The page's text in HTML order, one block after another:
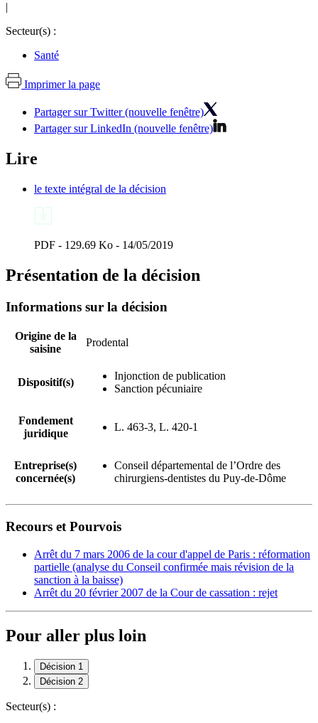
|
Secteur(s) :
Santé
Imprimer la page
Partager sur Twitter (nouvelle fenêtre)
Partager sur LinkedIn (nouvelle fenêtre)
Lire
le texte intégral de la décision
PDF - 129.69 Ko - 14/05/2019
Présentation de la décision
Informations sur la décision
Origine de la
saisine
Prodental
Dispositif(s)
Injonction de publication
Sanction pécuniaire
Fondement
juridique
L. 463-3, L. 420-1
Entreprise(s)
concernée(s)
Conseil départemental de l’Ordre des
chirurgiens-dentistes du Puy-de-Dôme
Recours et Pourvois
Arrêt du 7 mars 2006 de la cour d'appel de Paris : réformation
partielle (analyse du Conseil confirmée mais révision de la
sanction à la baisse)
Arrêt du 20 février 2007 de la Cour de cassation : rejet
Pour aller plus loin
Décision 1
Décision 2
Secteur(s) :